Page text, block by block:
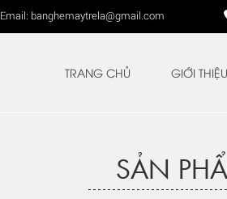
Email: banghemaytrela@gmail.com
TRANG CHỦ GIỚI THIỆU
SẢN